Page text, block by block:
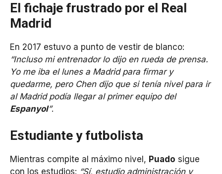
El fichaje frustrado por el Real
Madrid
En 2017 estuvo a punto de vestir de blanco:
“Incluso mi entrenador lo dijo en rueda de prensa.
Yo me iba el lunes a Madrid para firmar y
quedarme, pero Chen dijo que si tenía nivel para ir
al Madrid podía llegar al primer equipo del
Espanyol”.
Estudiante y futbolista
Mientras compite al máximo nivel, Puado sigue
con los estudios: “Sí, estudio administración y